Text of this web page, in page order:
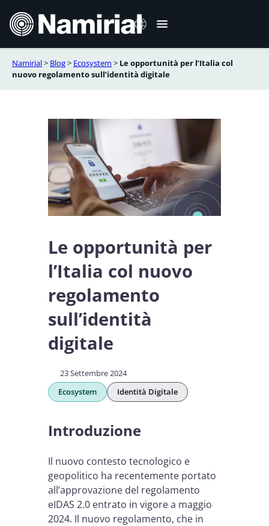
contenuto
English
Español
Română
Português
Namirial> Blog> Ecosystem > Le opportunità per l’Italia col
nuovo regolamento sull’identità digitale
Le opportunità per
l’Italia col nuovo
regolamento
sull’identità
digitale
23 Settembre 2024
Ecosystem
Identità Digitale
Introduzione
Il nuovo contesto tecnologico e
geopolitico ha recentemente portato
all’approvazione del regolamento
eIDAS 2.0 entrato in vigore a maggio
2024. Il nuovo regolamento, che in